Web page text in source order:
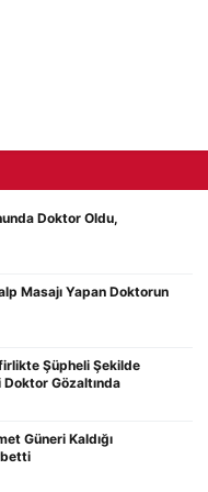
Doktor Oldu,
Masajı Yapan Doktorun
Şüpheli Şekilde
Doktor Gözaltında
Güneri Kaldığı